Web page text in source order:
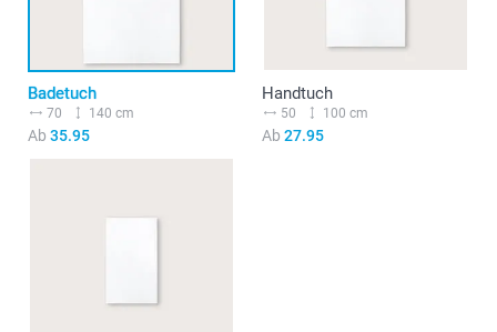
Badetuch
70 140 cm
Ab 35.95
Handtuch
50 100 cm
Ab 27.95